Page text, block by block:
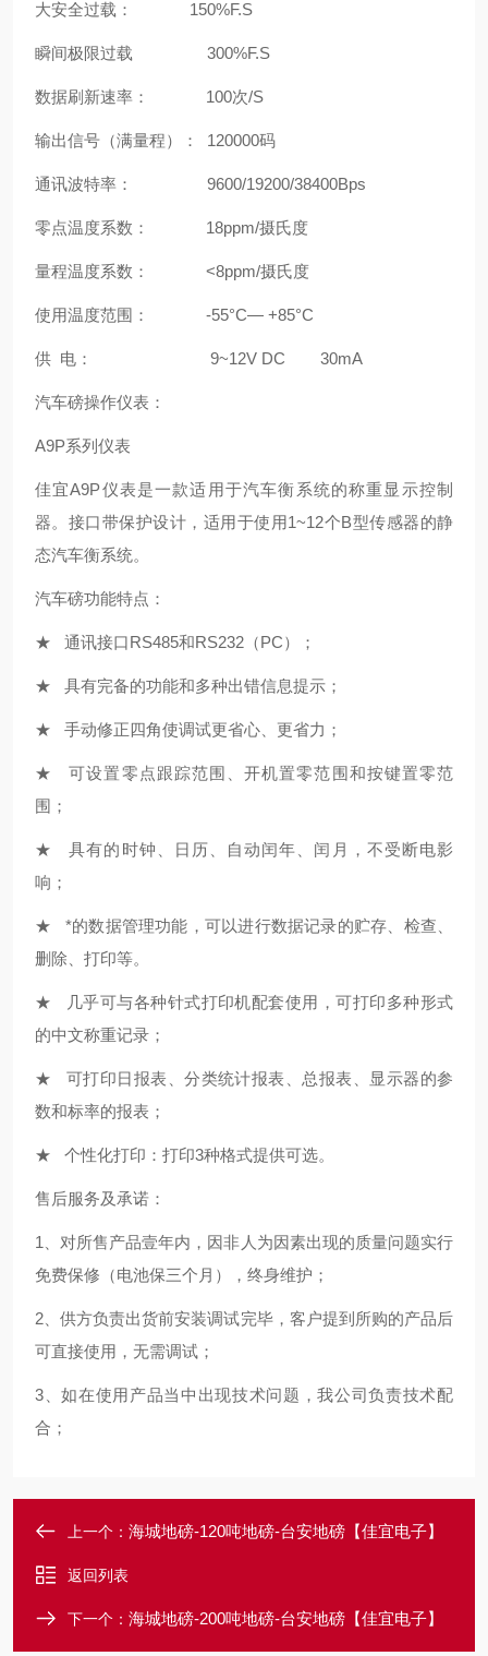
大安全过载： 150%F.S
瞬间极限过载 300%F.S
数据刷新速率： 100次/S
输出信号（满量程）： 120000码
通讯波特率： 9600/19200/38400Bps
零点温度系数： 18ppm/摄氏度
量程温度系数： <8ppm/摄氏度
使用温度范围： -55°C— +85°C
供 电： 9~12V DC 30mA
汽车磅操作仪表：
A9P系列仪表
佳宜A9P仪表是一款适用于汽车衡系统的称重显示控制
器。接口带保护设计，适用于使用1~12个B型传感器的静
态汽车衡系统。
汽车磅功能特点：
★ 通讯接口RS485和RS232（PC）；
★ 具有完备的功能和多种出错信息提示；
★ 手动修正四角使调试更省心、更省力；
★ 可设置零点跟踪范围、开机置零范围和按键置零范
围；
★ 具有的时钟、日历、自动闰年、闰月，不受断电影
响；
★ *的数据管理功能，可以进行数据记录的贮存、检查、
删除、打印等。
★ 几乎可与各种针式打印机配套使用，可打印多种形式
的中文称重记录；
★ 可打印日报表、分类统计报表、总报表、显示器的参
数和标率的报表；
★ 个性化打印：打印3种格式提供可选。
售后服务及承诺：
1、对所售产品壹年内，因非人为因素出现的质量问题实行
免费保修（电池保三个月），终身维护；
2、供方负责出货前安装调试完毕，客户提到所购的产品后
可直接使用，无需调试；
3、如在使用产品当中出现技术问题，我公司负责技术配
合；
上一个： 海城地磅-120吨地磅-台安地磅【佳宜电子】
返回列表
下一个： 海城地磅-200吨地磅-台安地磅【佳宜电子】